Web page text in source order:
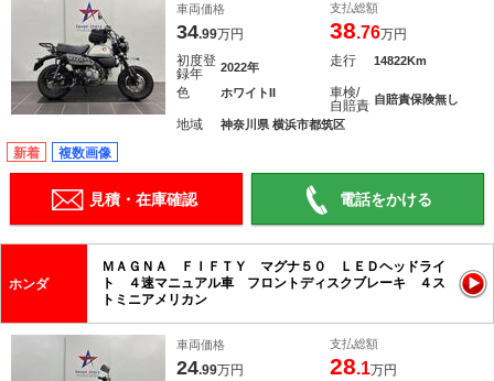
車両価格
34.99万円
支払総額
38.76万円
初度登
録年
2022年 走行 14822Km
色 ホワイトII
車検/
自賠責 自賠責保険無し
地域 神奈川県 横浜市都筑区
新着 複数画像
見積・在庫確認 電話をかける
ホンダ
ＭＡＧＮＡ ＦＩＦＴＹ マグナ５０ ＬＥＤヘッドライ
ト ４速マニュアル車 フロントディスクブレーキ ４ス
トミニアメリカン
車両価格
24.99万円
支払総額
28.1万円